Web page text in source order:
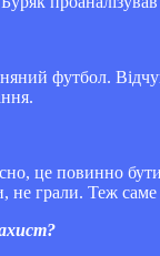
футбол.
це повинно
не грали. Теж